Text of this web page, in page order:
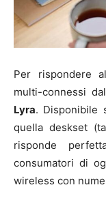
Per rispondere
multi-connessi
Lyra. Disponibile
quella deskset
risponde
consumatori di
wireless con